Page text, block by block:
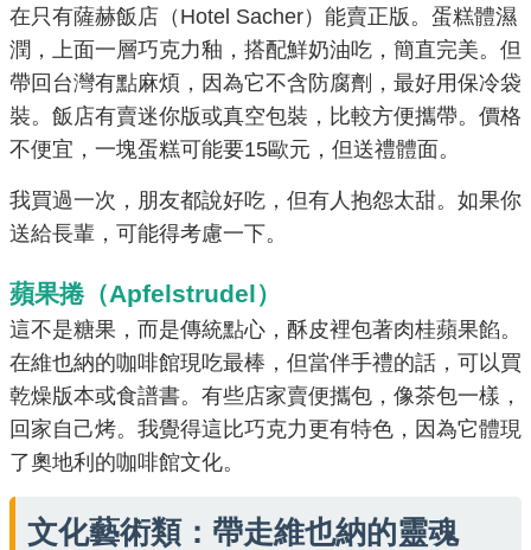
在只有薩赫飯店（Hotel Sacher）能賣正版。蛋糕體濕
潤，上面一層巧克力釉，搭配鮮奶油吃，簡直完美。但
帶回台灣有點麻煩，因為它不含防腐劑，最好用保冷袋
裝。飯店有賣迷你版或真空包裝，比較方便攜帶。價格
不便宜，一塊蛋糕可能要15歐元，但送禮體面。
我買過一次，朋友都說好吃，但有人抱怨太甜。如果你
送給長輩，可能得考慮一下。
蘋果捲（Apfelstrudel）
這不是糖果，而是傳統點心，酥皮裡包著肉桂蘋果餡。
在維也納的咖啡館現吃最棒，但當伴手禮的話，可以買
乾燥版本或食譜書。有些店家賣便攜包，像茶包一樣，
回家自己烤。我覺得這比巧克力更有特色，因為它體現
了奧地利的咖啡館文化。
文化藝術類：帶走維也納的靈魂